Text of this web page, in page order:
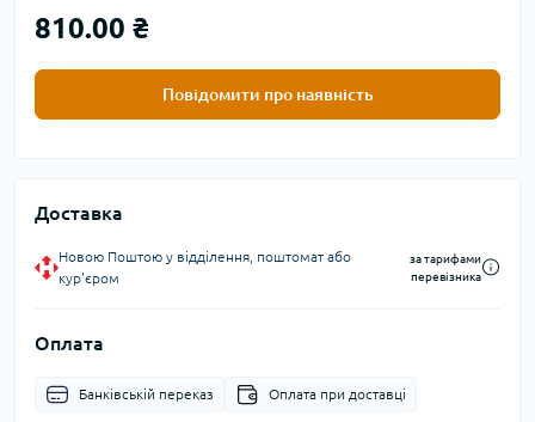
810.00 ₴
Повідомити про наявність
Доставка
Новою Поштою у відділення, поштомат або
кур'єром
за тарифами
перевізника
Оплата
Банківській переказ Оплата при доставці